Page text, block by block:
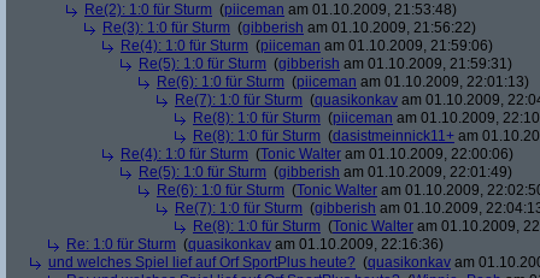
Re(2): 1:0 für Sturm (piiceman am 01.10.2009, 21:53:48)
Re(3): 1:0 für Sturm (gibberish am 01.10.2009, 21:56:22)
Re(4): 1:0 für Sturm (piiceman am 01.10.2009, 21:59:06)
Re(5): 1:0 für Sturm (gibberish am 01.10.2009, 21:59:31)
Re(6): 1:0 für Sturm (piiceman am 01.10.2009, 22:01:13)
Re(7): 1:0 für Sturm (quasikonkav am 01.10.2009,
Re(8): 1:0 für Sturm (piiceman am 01.10.2009,
Re(8): 1:0 für Sturm (dasistmeinnick11+ am
Re(4): 1:0 für Sturm (Tonic Walter am 01.10.2009, 22:00:06)
Re(5): 1:0 für Sturm (gibberish am 01.10.2009, 22:01:49)
Re(6): 1:0 für Sturm (Tonic Walter am 01.10.2009,
Re(7): 1:0 für Sturm (gibberish am 01.10.2009,
Re(8): 1:0 für Sturm (Tonic Walter am 01.10.2009,
Re: 1:0 für Sturm (quasikonkav am 01.10.2009, 22:16:36)
und welches Spiel lief auf Orf SportPlus heute? (quasikonkav am